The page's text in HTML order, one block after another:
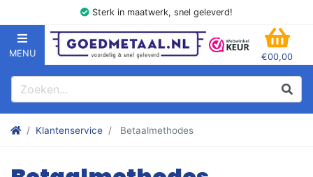
Sterk in maatwerk, snel geleverd!
MENU
GOEDMETAAL.NL
€00,00
Zoeken
Zoek
Stalen kokers, hoekstaal, Balk, Buizen Plat, Strippen, Plaat en
Klantenservice Betaalmethodes